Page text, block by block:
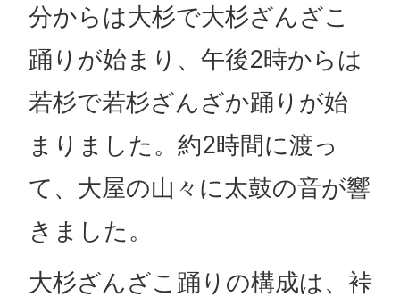
分からは大杉で大杉ざんざこ
踊りが始まり、午後2時からは
若杉で若杉ざんざか踊りが始
まりました。約2時間に渡っ
て、大屋の山々に太鼓の音が響
きました。
大杉ざんざこ踊りの構成は、裃